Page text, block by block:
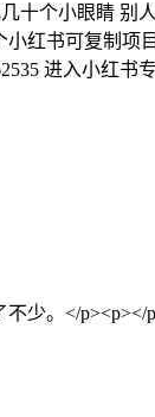
十个小眼睛
红书可复制
进入小红
少。</